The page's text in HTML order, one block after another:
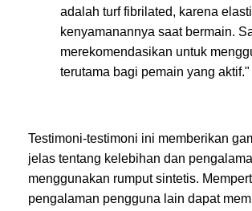
adalah turf fibrilated, karena
kenyamanannya saat bermain.
merekomendasikan untuk
terutama bagi pemain yang aktif."
Testimoni-testimoni ini memberikan
jelas tentang kelebihan dan
menggunakan rumput sintetis.
pengalaman pengguna lain dapat